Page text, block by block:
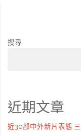
搜尋
近期文章
近30部中外新片表態